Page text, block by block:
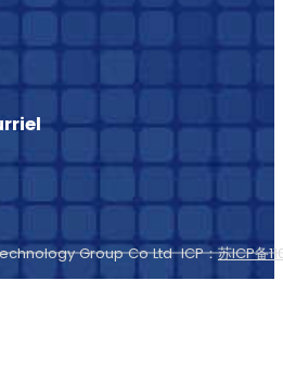
LinkedIn
Group Co Ltd ICP：苏ICP备